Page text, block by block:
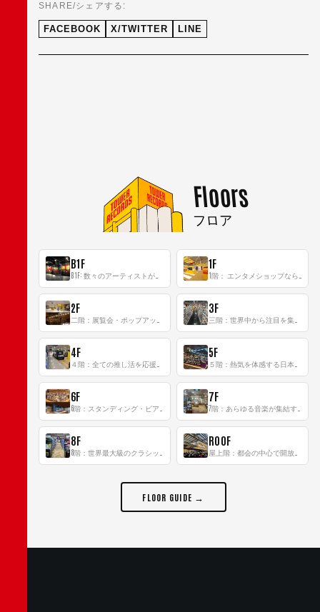
SHARE/シェアする:
FACEBOOK X/TWITTER LINE
Floors
フロア
B1F 1F
2F 3F
4F 5F
6F 7F
8F ROOF
FLOOR GUIDE →